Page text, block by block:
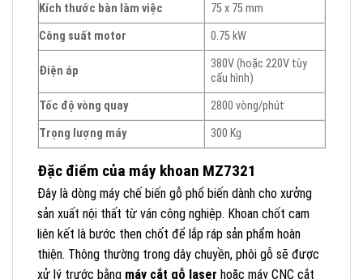
Kích thước bàn làm việc
75 x 75 mm
Công suất motor
0.75 kW
Điện áp
380V (hoặc 220V tùy
cấu hình)
Tốc độ vòng quay
2800 vòng/phút
Trọng lượng máy
300 Kg
Đặc điểm của máy khoan MZ7321
Đây là dòng máy chế biến gỗ phổ biến dành cho xưởng
sản xuất nội thất từ ván công nghiệp. Khoan chốt cam
liên kết là bước then chốt để lắp ráp sản phẩm hoàn
thiện. Thông thường trong dây chuyền, phôi gỗ sẽ được
xử lý trước bằng máy cắt gỗ laser hoặc máy CNC cắt